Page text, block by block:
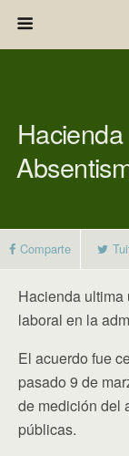
Comparte
Hacienda ultima
laboral en la
El acuerdo fue
pasado 9 de
de medición del
públicas.